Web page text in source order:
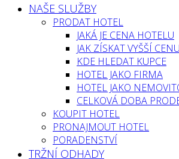
NAŠE SLUŽBY
PRODAT HOTEL
JAKÁ JE CENA HOTELU
JAK ZÍSKAT VYŠŠÍ CENU
KDE HLEDAT KUPCE
HOTEL JAKO FIRMA
HOTEL JAKO
CELKOVÁ DOBA
KOUPIT HOTEL
PRONAJMOUT HOTEL
PORADENSTVÍ
TRŽNÍ ODHADY